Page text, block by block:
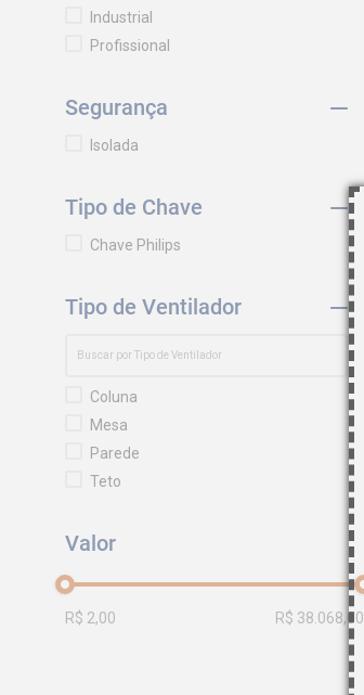
Ventisilva
Sigma
Intech
Chiaperini
WAP
Matsuyama
Loctite
Hyundai
Electrolux
Camper
Buffalo
Industrial
Profissional
Segurança
Isolada
Tipo de Chave
Chave Philips
Tipo de Ventilador
Coluna
Mesa
Parede
Teto
R$ 2,00 R$ 38.068,00